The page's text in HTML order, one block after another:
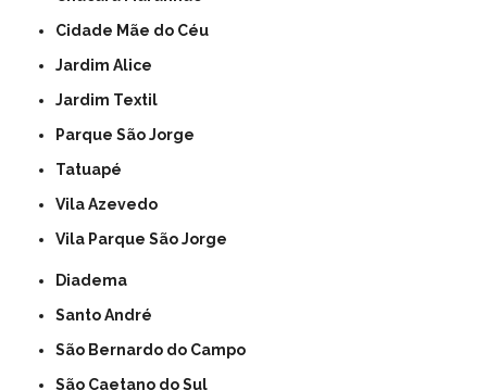
Cidade Mãe do Céu
Jardim Alice
Jardim Textil
Parque São Jorge
Tatuapé
Vila Azevedo
Vila Parque São Jorge
Diadema
Santo André
São Bernardo do Campo
São Caetano do Sul